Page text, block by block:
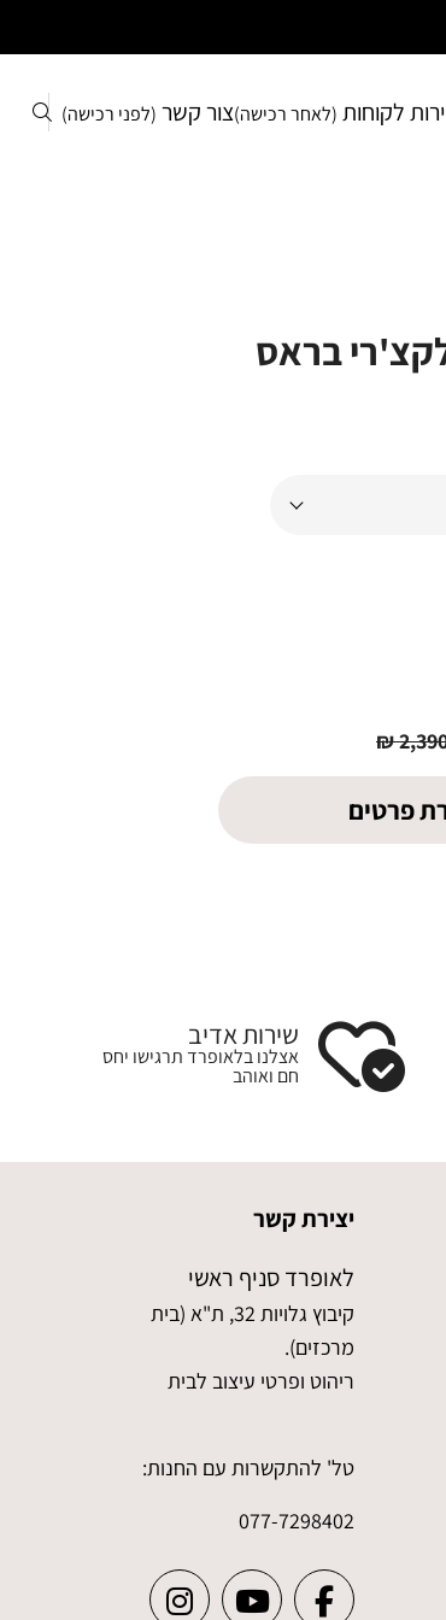
לקוחות (לאחר רכישה)צור קשר (לפני רכישה)
בראס
₪
פרטים
שירות אדיב
אצלנו בלאופרד תרגישו יחס
חם ואוהב
יצירת קשר
לאופרד סניף ראשי
קיבוץ גלויות 32, ת"א (בית
מרכזים).
ריהוט ופרטי עיצוב לבית
טל' להתקשרות עם החנות:
077-7298402